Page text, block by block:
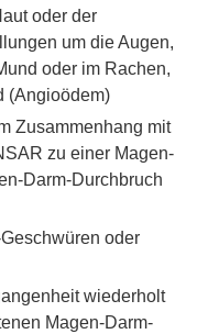
oder der
um die Augen,
oder im Rachen,
(Angioödem)
Zusammenhang mit
zu einer Magen-
Darm-Durchbruch
oder
wiederholt
Magen-Darm-